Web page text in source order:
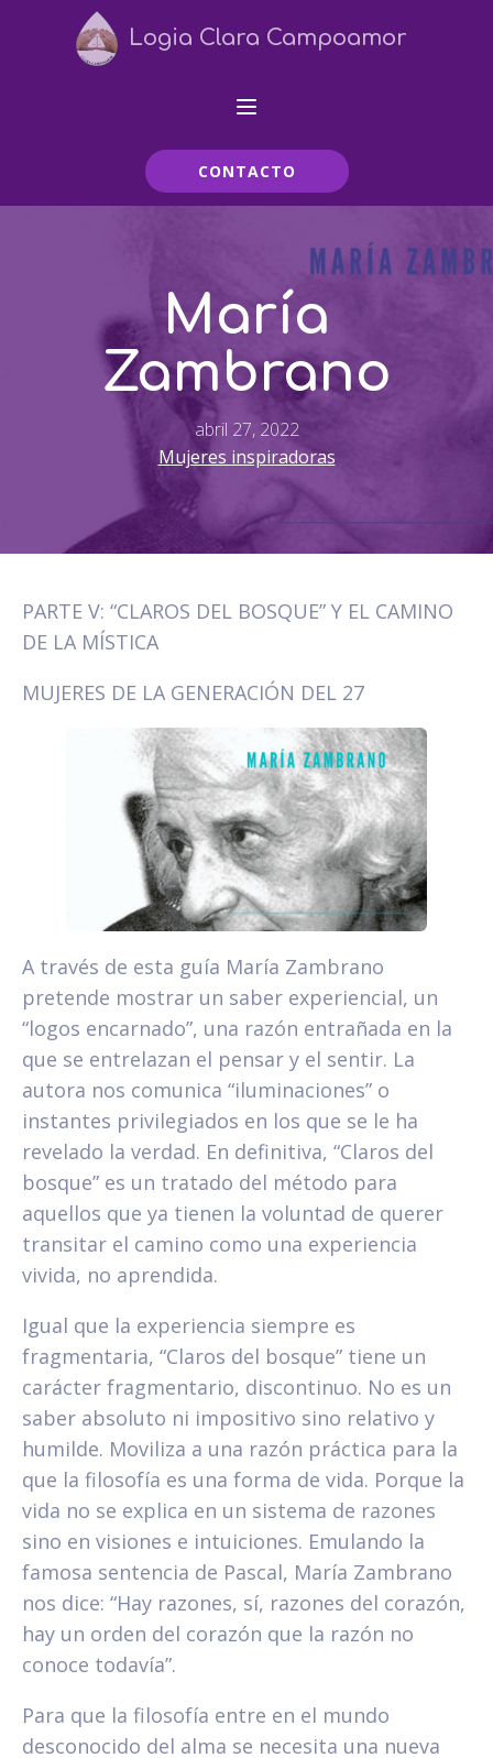
Logia Clara Campoamor
CONTACTO
María
Zambrano
abril 27, 2022
Mujeres inspiradoras
PARTE V: “CLAROS DEL BOSQUE” Y EL CAMINO
DE LA MÍSTICA
MUJERES DE LA GENERACIÓN DEL 27
A través de esta guía María Zambrano
pretende mostrar un saber experiencial, un
“logos encarnado”, una razón entrañada en la
que se entrelazan el pensar y el sentir. La
autora nos comunica “iluminaciones” o
instantes privilegiados en los que se le ha
revelado la verdad. En definitiva, “Claros del
bosque” es un tratado del método para
aquellos que ya tienen la voluntad de querer
transitar el camino como una experiencia
vivida, no aprendida.
Igual que la experiencia siempre es
fragmentaria, “Claros del bosque” tiene un
carácter fragmentario, discontinuo. No es un
saber absoluto ni impositivo sino relativo y
humilde. Moviliza a una razón práctica para la
que la filosofía es una forma de vida. Porque la
vida no se explica en un sistema de razones
sino en visiones e intuiciones. Emulando la
famosa sentencia de Pascal, María Zambrano
nos dice: “Hay razones, sí, razones del corazón,
hay un orden del corazón que la razón no
conoce todavía”.
Para que la filosofía entre en el mundo
desconocido del alma se necesita una nueva